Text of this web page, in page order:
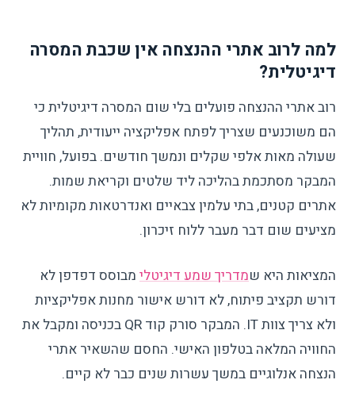
למה לרוב אתרי ההנצחה אין שכבת המסרה
דיגיטלית?
רוב אתרי ההנצחה פועלים בלי שום המסרה דיגיטלית כי
הם משוכנעים שצריך לפתח אפליקציה ייעודית, תהליך
שעולה מאות אלפי שקלים ונמשך חודשים. בפועל, חוויית
המבקר מסתכמת בהליכה ליד שלטים וקריאת שמות.
אתרים קטנים, בתי עלמין צבאיים ואנדרטאות מקומיות לא
מציעים שום דבר מעבר ללוח זיכרון.
המציאות היא שמדריך שמע דיגיטלי מבוסס דפדפן לא
דורש תקציב פיתוח, לא דורש אישור מחנות אפליקציות
ולא צריך צוות IT. המבקר סורק קוד QR בכניסה ומקבל את
החוויה המלאה בטלפון האישי. החסם שהשאיר אתרי
הנצחה אנלוגיים במשך עשרות שנים כבר לא קיים.